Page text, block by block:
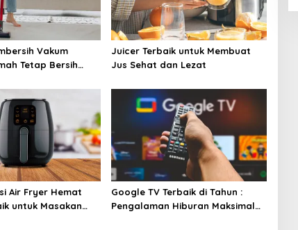
Vakum
Tetap Bersih
Juicer Terbaik untuk Membuat
Jus Sehat dan Lezat
Air Fryer Hemat
untuk Masakan
Google TV Terbaik di Tahun :
Pengalaman Hiburan Maksimal